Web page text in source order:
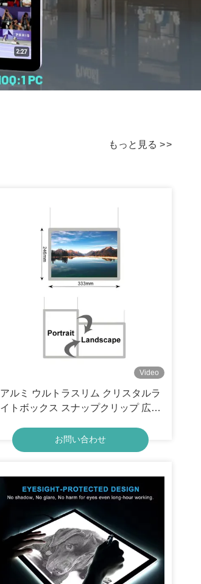
もっと見る >>
Video
アルミ ウルトラスリム クリスタルラ
イトボックス スナップクリップ 広告
トボックス
お問い合わせ